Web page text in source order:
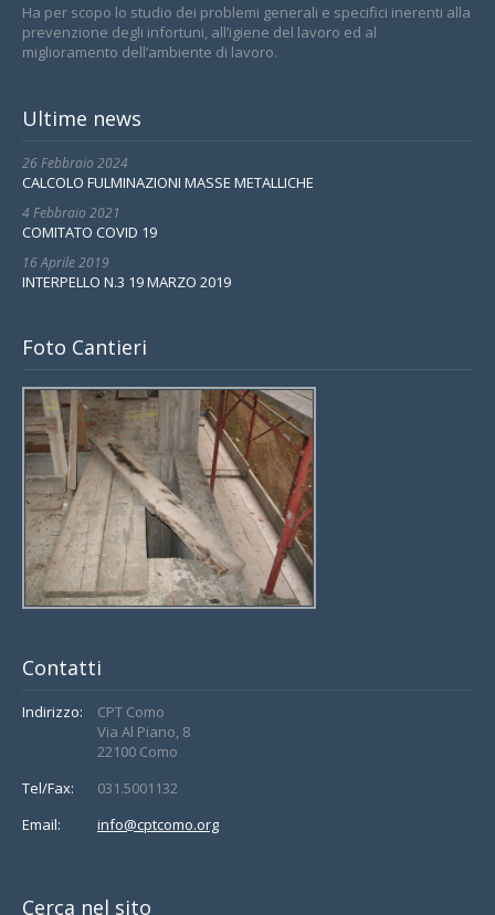
Ha per scopo lo studio dei problemi generali e specifici inerenti alla
prevenzione degli infortuni, all’igiene del lavoro ed al
miglioramento dell’ambiente di lavoro.
Ultime news
26 Febbraio 2024
CALCOLO FULMINAZIONI MASSE METALLICHE
4 Febbraio 2021
COMITATO COVID 19
16 Aprile 2019
INTERPELLO N.3 19 MARZO 2019
Foto Cantieri
Contatti
Indirizzo:
CPT Como
Via Al Piano, 8
22100 Como
Tel/Fax:
031.5001132
Email:
info@cptcomo.org
Cerca nel sito